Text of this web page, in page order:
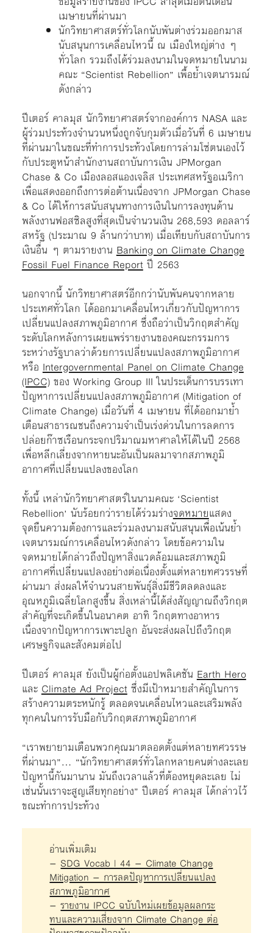
เมษายนที่ผ่านมา
นักวิทยาศาสตร์ทั่วโลกนับพันต่างร่วมออกมาส
นับสนุนการเคลื่อนไหวนี้ ณ เมืองใหญ่ต่าง ๆ
ทั่วโลก รวมถึงได้ร่วมลงนามในจดหมายในนาม
คณะ “Scientist Rebellion” เพื้อย้ำเจตนารมณ์
ดังกล่าว
ปีเตอร์ คาลมุส นักวิทยาศาสตร์จากองค์การ NASA และ
ผู้ร่วมประท้วงจำนวนหนึ่งถูกจับกุมตัวเมื่อวันที่ 6 เมษายน
ที่ผ่านมาในขณะที่ทำการประท้วงโดยการล่ามโซ่ตนเองไว้
กับประตูหน้าสำนักงานสถาบันการเงิน JPMorgan
Chase & Co เมืองลอสแองเจลิส ประเทศสหรัฐอเมริกา
เพื่อแสดงออกถึงการต่อต้านเนื่องจาก JPMorgan Chase
& Co ได้ให้การสนับสนุนทางการเงินในการลงทุนด้าน
พลังงานฟอสซิลสูงที่สุดเป็นจำนวนเงิน 268,593 ดอลลาร์
สหรัฐ (ประมาณ 9 ล้านกว่าบาท) เมื่อเทียบกับสถาบันการ
เงินอื่น ๆ ตามรายงานBanking on Climate Change
Fossil Fuel Finance Reportปี 2563
นอกจากนี้ นักวิทยาศาสตร์อีกกว่านับพันคนจากหลาย
ประเทศทั่วโลก ได้ออกมาเคลื่อนไหวเกี่ยวกับปัญหาการ
เปลี่ยนแปลงสภาพภูมิอากาศ ซึ่งถือว่าเป็นวิกฤตสำคัญ
ระดับโลกหลังการเผยแพร่รายงานของคณะกรรมการ
ระหว่างรัฐบาลว่าด้วยการเปลี่ยนแปลงสภาพภูมิอากาศ
หรือIntergovernmental Panel on Climate Change
(IPCC)ของ Working Group III ในประเด็นการบรรเทา
ปัญหาการเปลี่ยนแปลงสภาพภูมิอากาศ (Mitigation of
Climate Change) เมื่อวันที่ 4 เมษายน ที่ได้ออกมาย้ำ
เตือนสาธารณชนถึงความจำเป็นเร่งด่วนในการลดการ
ปล่อยก๊าซเรือนกระจกปริมาณมหาศาลให้ได้ในปี 2568
เพื่อหลีกเลี่ยงจากหายนะอันเป็นผลมาจากสภาพภูมิ
อากาศที่เปลี่ยนแปลงของโลก
ทั้งนี้ เหล่านักวิทยาศาสตร์ในนามคณะ ‘Scientist
Rebellion’ นับร้อยกว่ารายได้ร่วมร่างจดหมายแสดง
จุดยืนความต้องการและร่วมลงนามสนับสนุนเพื่อเน้นย้ำ
เจตนารมณ์การเคลื่อนไหวดังกล่าว โดยข้อความใน
จดหมายได้กล่าวถึงปัญหาสิ่งแวดล้อมและสภาพภูมิ
อากาศที่เปลี่ยนแปลงอย่างต่อเนื่องตั้งแต่หลายทศวรรษที่
ผ่านมา ส่งผลให้จำนวนสายพันธุ์สิ่งมีชีวิตลดลงและ
อุณหภูมิเฉลี่ยโลกสูงขึ้น สิ่งเหล่านี้ได้ส่งสัญญาณถึงวิกฤต
สำคัญที่จะเกิดขึ้นในอนาคต อาทิ วิกฤตทางอาหาร
เนื่องจากปัญหาการเพาะปลูก อันจะส่งผลไปถึงวิกฤต
เศรษฐกิจและสังคมต่อไป
ปีเตอร์ คาลมุส ยังเป็นผู้ก่อตั้งแอปพลิเคชันEarth Hero
และClimate Ad Projectซึ่งมีเป้าหมายสำคัญในการ
สร้างความตระหนักรู้ ตลอดจนเคลื่อนไหวและเสริมพลัง
ทุกคนในการรับมือกับวิกฤตสภาพภูมิอากาศ
“เราพยายามเตือนพวกคุณมาตลอดตั้งแต่หลายทศวรรษ
ที่ผ่านมา”… “นักวิทยาศาสตร์ทั่วโลกหลายคนต่างละเลย
ปัญหานี้กันมานาน มันถึงเวลาแล้วที่ต้องหยุดละเลย ไม่
เช่นนั้นเราจะสูญเสียทุกอย่าง” ปีเตอร์ คาลมุส ได้กล่าวไว้
ขณะทำการประท้วง
อ่านเพิ่มเติม
– SDG Vocab | 44 – Climate Change
Mitigation – การลดปัญหาการเปลี่ยนแปลง
สภาพภูมิอากาศ
–รายงาน IPCC ฉบับใหม่เผยข้อมูลผลกระ
ทบและความเสี่ยงจาก Climate Change ต่อ